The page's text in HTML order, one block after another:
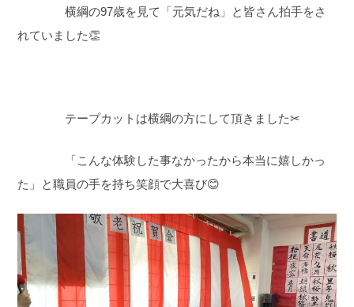
横綱の97歳を見て「元気だね」と皆さん拍手をさ
れていました👏
テープカットは横綱の方にして頂きました✂
「こんな体験した事なかったから本当に嬉しかっ
た」と職員の手を持ち笑顔で大喜び😊